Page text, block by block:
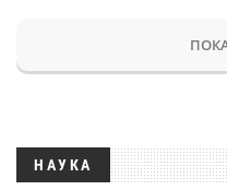
НАУКА